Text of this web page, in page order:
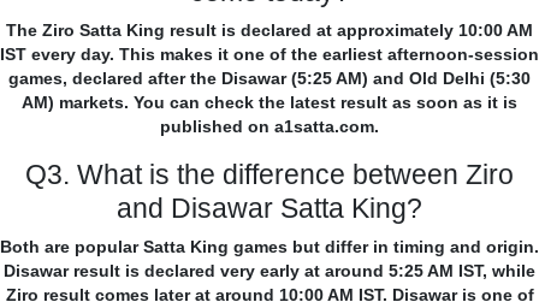
The Ziro Satta King result is declared at approximately 10:00 AM
IST every day. This makes it one of the earliest afternoon-session
games, declared after the Disawar (5:25 AM) and Old Delhi (5:30
AM) markets. You can check the latest result as soon as it is
published on a1satta.com.
Q3. What is the difference between Ziro
and Disawar Satta King?
Both are popular Satta King games but differ in timing and origin.
Disawar result is declared very early at around 5:25 AM IST, while
Ziro result comes later at around 10:00 AM IST. Disawar is one of